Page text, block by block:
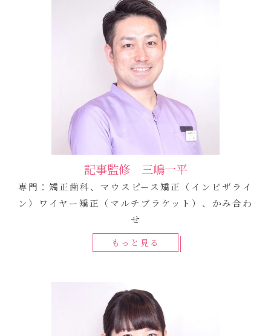
記事監修 三嶋一平
専門：矯正歯科、マウスピース矯正（インビザライ
ン）ワイヤー矯正（マルチブラケット）、かみ合わ
せ
もっと見る